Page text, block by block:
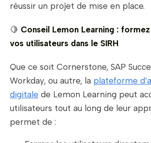
réussir un projet de mise en place.
🍋 Conseil Lemon Learning :
vos utilisateurs dans le SIRH
Que ce soit Cornerstone, SAP
Workday, ou autre, la plateforme
digitale de Lemon Learning peut
utilisateurs tout au long de leur
permet de :